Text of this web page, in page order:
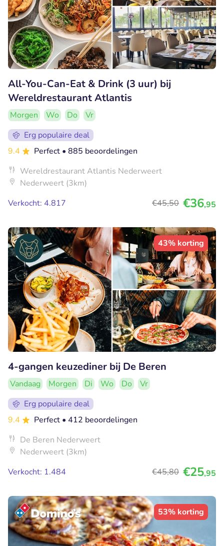
All-You-Can-Eat & Drink (3 uur) bij
Wereldrestaurant Atlantis
Morgen Wo Do
Vr
Erg populaire deal
9.4
Perfect • 885 beoordelingen
Wereldrestaurant Atlantis Nederweert
Nederweert (3km)
Verkocht: 4.817
€45,50 €36,95
43% korting
4-gangen keuzediner bij De Beren
Vandaag Morgen Di Wo Do
Vr
Erg populaire deal
9.4
Perfect • 412 beoordelingen
De Beren Nederweert
Nederweert (3km)
Verkocht: 1.484
€45,80 €25,95
53% korting